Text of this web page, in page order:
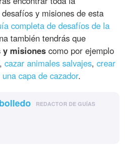
y misiones de esta
completa de desafíos de la
también tendrás que
y misiones como por ejemplo
,cazar animales salvajes,crear
capa de cazador.
REDACTOR DE GUÍAS